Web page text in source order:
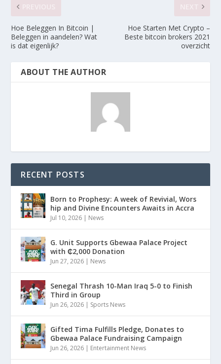
Hoe Beleggen In Bitcoin |
Beleggen in aandelen? Wat
is dat eigenlijk?
Hoe Starten Met Crypto –
Beste bitcoin brokers 2021
overzicht
ABOUT THE AUTHOR
RECENT POSTS
Born to Prophesy: A week of Revivial, Wors
hip and Divine Encounters Awaits in Accra
Jul 10, 2026 | News
G. Unit Supports Gbewaa Palace Project
with ₵2,000 Donation
Jun 27, 2026 | News
Senegal Thrash 10-Man Iraq 5-0 to Finish
Third in Group
Jun 26, 2026 | Sports News
Gifted Tima Fulfills Pledge, Donates to
Gbewaa Palace Fundraising Campaign
Jun 26, 2026 | Entertainment News